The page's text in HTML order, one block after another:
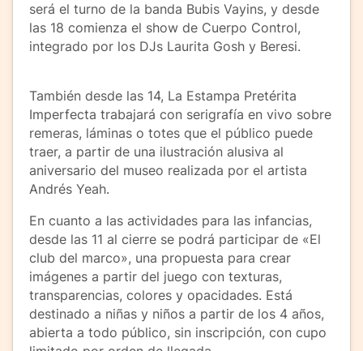
será el turno de la banda Bubis Vayins, y desde
las 18 comienza el show de Cuerpo Control,
integrado por los DJs Laurita Gosh y Beresi.
También desde las 14, La Estampa Pretérita
Imperfecta trabajará con serigrafía en vivo sobre
remeras, láminas o totes que el público puede
traer, a partir de una ilustración alusiva al
aniversario del museo realizada por el artista
Andrés Yeah.
En cuanto a las actividades para las infancias,
desde las 11 al cierre se podrá participar de «El
club del marco», una propuesta para crear
imágenes a partir del juego con texturas,
transparencias, colores y opacidades. Está
destinado a niñas y niños a partir de los 4 años,
abierta a todo público, sin inscripción, con cupo